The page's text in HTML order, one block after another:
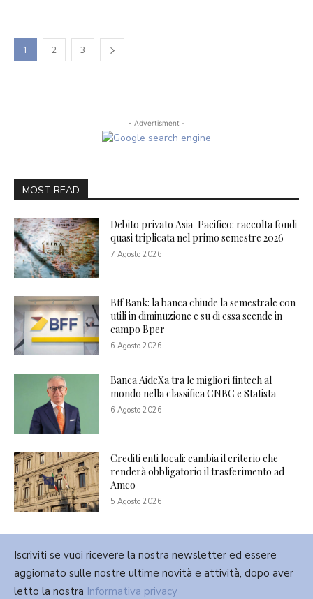
1 2 3
- Advertisment -
MOST READ
Debito privato Asia-Pacifico: raccolta fondi
quasi triplicata nel primo semestre 2026
7 Agosto 2026
Bff Bank: la banca chiude la semestrale con
utili in diminuzione e su di essa scende in
campo Bper
6 Agosto 2026
Banca AideXa tra le migliori fintech al
mondo nella classifica CNBC e Statista
6 Agosto 2026
Crediti enti locali: cambia il criterio che
renderà obbligatorio il trasferimento ad
Amco
5 Agosto 2026
Iscriviti se vuoi ricevere la nostra newsletter ed essere
aggiornato sulle nostre ultime novità e attività, dopo aver
letto la nostra Informativa privacy